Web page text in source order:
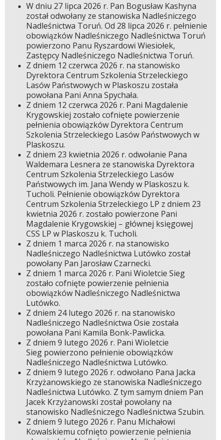
W dniu 27 lipca 2026 r. Pan Bogusław Kashyna
został odwołany ze stanowiska Nadleśniczego
Nadleśnictwa Toruń. Od 28 lipca 2026 r. pełnienie
obowiązków Nadleśniczego Nadleśnictwa Toruń
powierzono Panu Ryszardowi Wiesiołek,
Zastępcy Nadleśniczego Nadleśnictwa Toruń.
Z dniem 12 czerwca 2026 r. na stanowisko
Dyrektora Centrum Szkolenia Strzeleckiego
Lasów Państwowych w Plaskoszu została
powołana Pani Anna Spychała.
Z dniem 12 czerwca 2026 r. Pani Magdalenie
Krygowskiej zostało cofnięte powierzenie
pełnienia obowiązków Dyrektora Centrum
Szkolenia Strzeleckiego Lasów Państwowych w
Plaskoszu.
Z dniem 23 kwietnia 2026 r. odwołanie Pana
Waldemara Lesnera ze stanowiska Dyrektora
Centrum Szkolenia Strzeleckiego Lasów
Państwowych im. Jana Wendy w Plaskoszu k.
Tucholi. Pełnienie obowiązków Dyrektora
Centrum Szkolenia Strzeleckiego LP z dniem 23
kwietnia 2026 r. zostało powierzone Pani
Magdalenie Krygowskiej – głównej księgowej
CSS LP w Plaskoszu k. Tucholi.
Z dniem 1 marca 2026 r. na stanowisko
Nadleśniczego Nadleśnictwa Lutówko został
powołany Pan Jarosław Czarnecki.
Z dniem 1 marca 2026 r. Pani Wioletcie Sieg
zostało cofnięte powierzenie pełnienia
obowiązków Nadleśniczego Nadleśnictwa
Lutówko.
Z dniem 24 lutego 2026 r. na stanowisko
Nadleśniczego Nadleśnictwa Osie została
powołana Pani Kamila Bonk-Pawlicka.
Z dniem 9 lutego 2026 r. Pani Wioletcie
Sieg powierzono pełnienie obowiązków
Nadleśniczego Nadleśnictwa Lutówko.
Z dniem 9 lutego 2026 r. odwołano Pana Jacka
Krzyżanowskiego ze stanowiska Nadleśniczego
Nadleśnictwa Lutówko. Z tym samym dniem Pan
Jacek Krzyżanowski został powołany na
stanowisko Nadleśniczego Nadleśnictwa Szubin.
Z dniem 9 lutego 2026 r. Panu Michałowi
Kowalskiemu cofnięto powierzenie pełnienia